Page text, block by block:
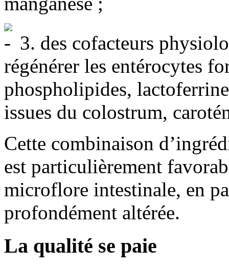
3. des cofacteurs
régénérer les entérocytes
phospholipides,
issues du colostrum,
Cette combinaison
est particulièrement
microflore intestinale, en
profondément altérée.
La qualité se paie